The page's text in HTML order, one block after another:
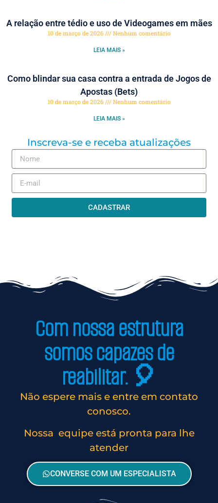
A relação entre tédio e uso de Videogames em mães
10 de março de 2026 Nenhum comentário
LEIA MAIS »
Como blindar sua casa contra a entrada de Jogos de
Apostas (Bets)
10 de março de 2026 Nenhum comentário
LEIA MAIS »
Inscreva-se e receba atualizações
CADASTRAR
Com nossa estrutura
somos capazes de
reabilitar. 🎈
Não espere mais e entre em contato
conosco.
Nossa equipe está pronta para lhe
atender
CONVERSE COM UM ESPECIALISTA